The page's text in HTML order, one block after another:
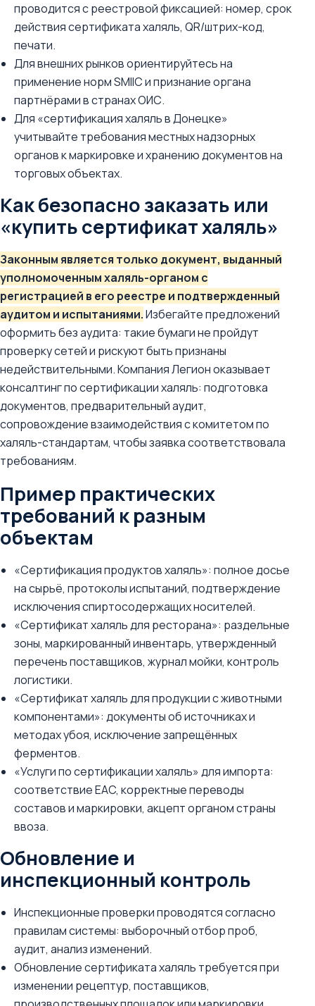
проводится с реестровой фиксацией: номер, срок
действия сертификата халяль, QR/штрих-код,
печати.
Для внешних рынков ориентируйтесь на
применение норм SMIIC и признание органа
партнёрами в странах ОИС.
Для «сертификация халяль в Донецке»
учитывайте требования местных надзорных
органов к маркировке и хранению документов на
торговых объектах.
Как безопасно заказать или
«купить сертификат халяль»
Законным является только документ, выданный
уполномоченным халяль-органом с
регистрацией в его реестре и подтвержденный
аудитом и испытаниями.Избегайте предложений
оформить без аудита: такие бумаги не пройдут
проверку сетей и рискуют быть признаны
недействительными. Компания Легион оказывает
консалтинг по сертификации халяль: подготовка
документов, предварительный аудит,
сопровождение взаимодействия с комитетом по
халяль-стандартам, чтобы заявка соответствовала
требованиям.
Пример практических
требований к разным
объектам
«Сертификация продуктов халяль»: полное досье
на сырьё, протоколы испытаний, подтверждение
исключения спиртосодержащих носителей.
«Сертификат халяль для ресторана»: раздельные
зоны, маркированный инвентарь, утвержденный
перечень поставщиков, журнал мойки, контроль
логистики.
«Сертификат халяль для продукции с животными
компонентами»: документы об источниках и
методах убоя, исключение запрещённых
ферментов.
«Услуги по сертификации халяль» для импорта:
соответствие EAC, корректные переводы
составов и маркировки, акцепт органом страны
ввоза.
Обновление и
инспекционный контроль
Инспекционные проверки проводятся согласно
правилам системы: выборочный отбор проб,
аудит, анализ изменений.
Обновление сертификата халяль требуется при
изменении рецептур, поставщиков,